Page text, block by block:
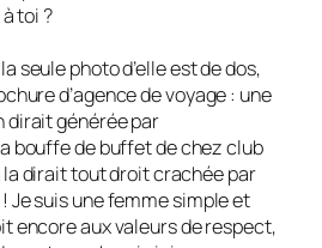
toi ?
seule photo d’elle est de dos,
d’agence de voyage : une
dirait générée par
bouffe de buffet de chez club
la dirait tout droit crachée par
Je suis une femme simple et
encore aux valeurs de respect,